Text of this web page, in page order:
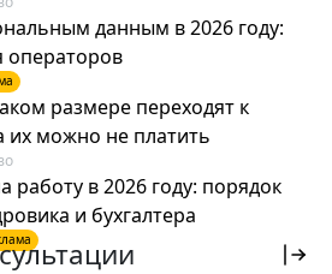
данным в 2026 году:
операторов
размере переходят к
их можно не платить
работу в 2026 году: порядок
и бухгалтера